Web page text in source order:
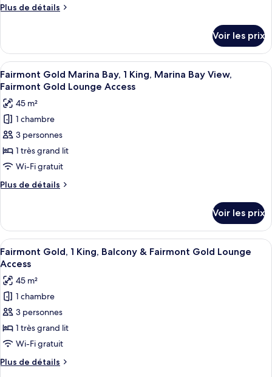
chambre :
Doubles
with
Balcony
Plus de détails
Plus
le
type
de
chambre
2
Doubles
with
Balcony
Voir les prix
Afficher
toutes
les
photos
pour
ce
type
de
chambre :
Fairmont
Marina
Bay,
1
King,
Marina
Bay
View,
Fairmont
Gold
Lounge
Access
Minibar, coffres-forts dans les
13
Fairmont Gold Marina Bay, 1 King, Marina Bay View,
Fairmont Gold Lounge Access
45 m²
1 chambre
3 personnes
1 très grand lit
Wi-Fi gratuit
Plus de détails
Plus
le
type
de
chambre
Gold
Marina
Bay,
King,
Bay
View,
Fairmont
Voir les prix
Afficher
toutes
les
photos
pour
ce
type
de
chambre :
Fairmont
Fairmont Gold, 1 King, Balcony &
13
Fairmont Gold, 1 King, Balcony & Fairmont Gold Lounge
Access
45 m²
1 chambre
3 personnes
1 très grand lit
Wi-Fi gratuit
Plus de détails
Plus